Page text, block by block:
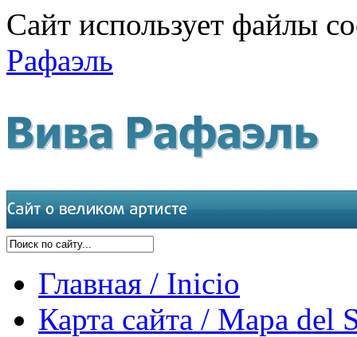
Сайт использует файлы
Рафаэль
Главная / Inicio
Карта сайта / Mapa del